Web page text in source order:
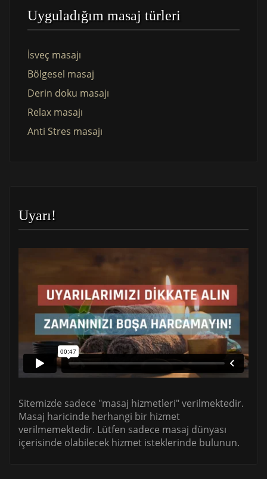
Uyguladığım masaj türleri
İsveç masajı
Bölgesel masaj
Derin doku masajı
Relax masajı
Anti Stres masajı
Uyarı!
Sitemizde sadece "masaj hizmetleri" verilmektedir.
Masaj haricinde herhangi bir hizmet
verilmemektedir. Lütfen sadece masaj dünyası
içerisinde olabilecek hizmet isteklerinde bulunun.